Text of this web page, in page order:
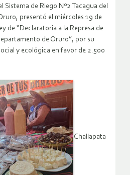
Sistema de Riego Nº2 Tacagua del
presentó el miércoles 19 de
de “Declaratoria a la Represa de
de Oruro”, por su
y ecológica en favor de 2.500
Challapata